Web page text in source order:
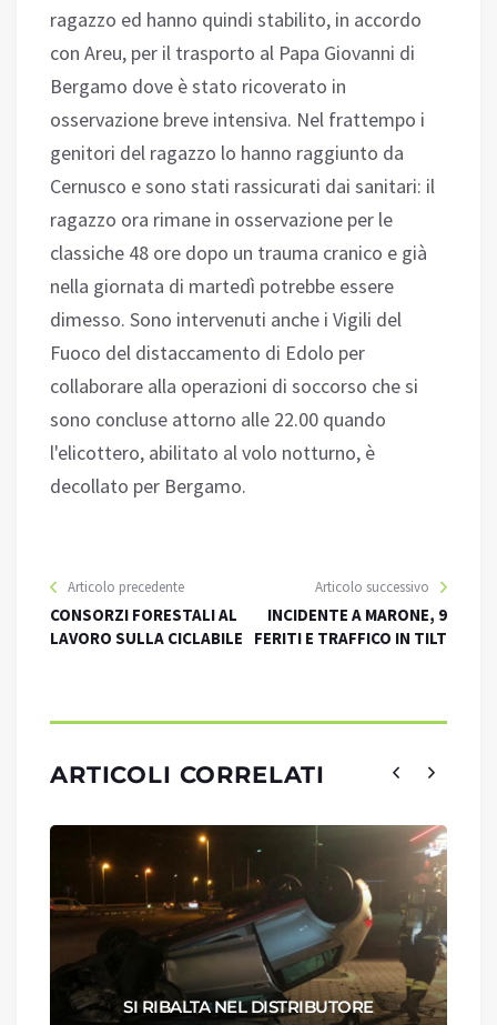
ragazzo ed hanno quindi stabilito, in accordo
con Areu, per il trasporto al Papa Giovanni di
Bergamo dove è stato ricoverato in
osservazione breve intensiva. Nel frattempo i
genitori del ragazzo lo hanno raggiunto da
Cernusco e sono stati rassicurati dai sanitari: il
ragazzo ora rimane in osservazione per le
classiche 48 ore dopo un trauma cranico e già
nella giornata di martedì potrebbe essere
dimesso. Sono intervenuti anche i Vigili del
Fuoco del distaccamento di Edolo per
collaborare alla operazioni di soccorso che si
sono concluse attorno alle 22.00 quando
l'elicottero, abilitato al volo notturno, è
decollato per Bergamo.
Articolo precedente
CONSORZI FORESTALI AL
LAVORO SULLA CICLABILE
Articolo successivo
INCIDENTE A MARONE, 9
FERITI E TRAFFICO IN TILT
ARTICOLI CORRELATI
SI RIBALTA NEL DISTRIBUTORE